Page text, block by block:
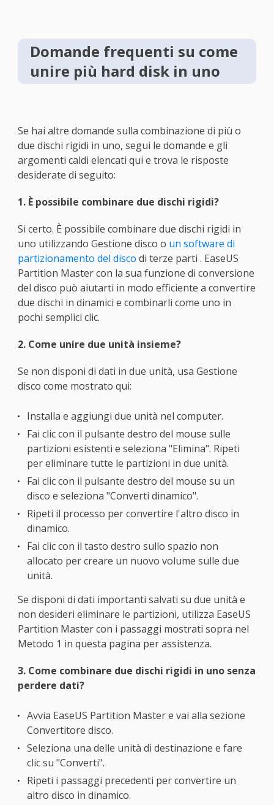
Domande frequenti su come
unire più hard disk in uno
Se hai altre domande sulla combinazione di più o
due dischi rigidi in uno, segui le domande e gli
argomenti caldi elencati qui e trova le risposte
desiderate di seguito:
1. È possibile combinare due dischi rigidi?
Si certo. È possibile combinare due dischi rigidi in
uno utilizzando Gestione disco o un software di
partizionamento del disco di terze parti . EaseUS
Partition Master con la sua funzione di conversione
del disco può aiutarti in modo efficiente a convertire
due dischi in dinamici e combinarli come uno in
pochi semplici clic.
2. Come unire due unità insieme?
Se non disponi di dati in due unità, usa Gestione
disco come mostrato qui:
Installa e aggiungi due unità nel computer.
Fai clic con il pulsante destro del mouse sulle
partizioni esistenti e seleziona "Elimina". Ripeti
per eliminare tutte le partizioni in due unità.
Fai clic con il pulsante destro del mouse su un
disco e seleziona "Converti dinamico".
Ripeti il processo per convertire l'altro disco in
dinamico.
Fai clic con il tasto destro sullo spazio non
allocato per creare un nuovo volume sulle due
unità.
Se disponi di dati importanti salvati su due unità e
non desideri eliminare le partizioni, utilizza EaseUS
Partition Master con i passaggi mostrati sopra nel
Metodo 1 in questa pagina per assistenza.
3. Come combinare due dischi rigidi in uno senza
perdere dati?
Avvia EaseUS Partition Master e vai alla sezione
Convertitore disco.
Seleziona una delle unità di destinazione e fare
clic su "Converti".
Ripeti i passaggi precedenti per convertire un
altro disco in dinamico.